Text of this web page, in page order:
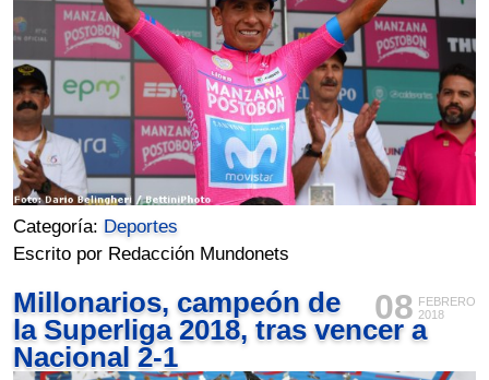
Categoría: Deportes
Escrito por Redacción Mundonets
08 FEBRERO
2018
Millonarios, campeón de
la Superliga 2018, tras vencer a
Nacional 2-1